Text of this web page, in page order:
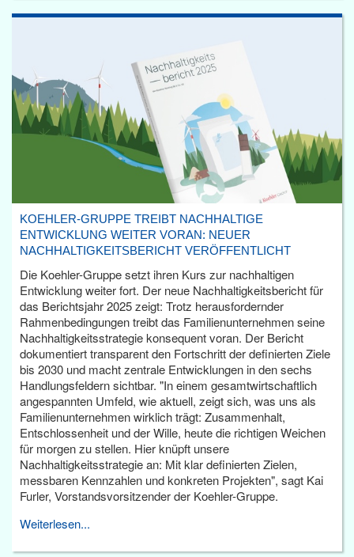
KOEHLER-GRUPPE TREIBT NACHHALTIGE
ENTWICKLUNG WEITER VORAN: NEUER
NACHHALTIGKEITSBERICHT VERÖFFENTLICHT
Die Koehler-Gruppe setzt ihren Kurs zur nachhaltigen
Entwicklung weiter fort. Der neue Nachhaltigkeitsbericht für
das Berichtsjahr 2025 zeigt: Trotz herausfordernder
Rahmenbedingungen treibt das Familienunternehmen seine
Nachhaltigkeitsstrategie konsequent voran. Der Bericht
dokumentiert transparent den Fortschritt der definierten Ziele
bis 2030 und macht zentrale Entwicklungen in den sechs
Handlungsfeldern sichtbar. "In einem gesamtwirtschaftlich
angespannten Umfeld, wie aktuell, zeigt sich, was uns als
Familienunternehmen wirklich trägt: Zusammenhalt,
Entschlossenheit und der Wille, heute die richtigen Weichen
für morgen zu stellen. Hier knüpft unsere
Nachhaltigkeitsstrategie an: Mit klar definierten Zielen,
messbaren Kennzahlen und konkreten Projekten", sagt Kai
Furler, Vorstandsvorsitzender der Koehler-Gruppe.
Weiterlesen...